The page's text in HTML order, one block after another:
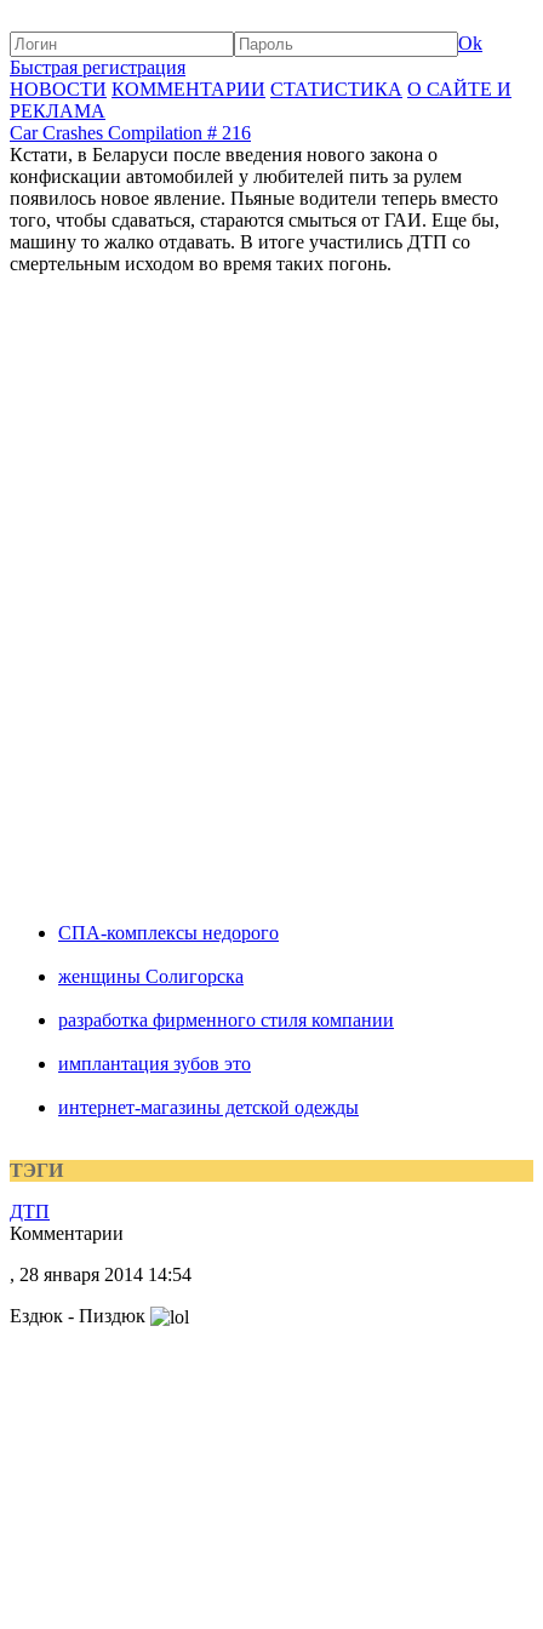
Ok
Быстрая регистрация
НОВОСТИ КОММЕНТАРИИ СТАТИСТИКА О САЙТЕ И
РЕКЛАМА
Car Crashes Compilation # 216
Кстати, в Беларуси после введения нового закона о
конфискации автомобилей у любителей пить за рулем
появилось новое явление. Пьяные водители теперь вместо
того, чтобы сдаваться, стараются смыться от ГАИ. Еще бы,
машину то жалко отдавать. В итоге участились ДТП со
смертельным исходом во время таких погонь.
СПА-комплексы недорого
женщины Солигорска
разработка фирменного стиля компании
имплантация зубов это
интернет-магазины детской одежды
ТЭГИ
ДТП
Комментарии
, 28 января 2014 14:54
Ездюк - Пиздюк